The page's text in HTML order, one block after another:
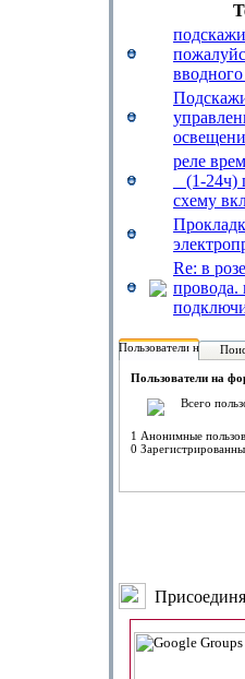
реле
_ (1-
схему
Re: в
провода.
Пользователи на
Пользователи на
Всего
1 Анонимные
0